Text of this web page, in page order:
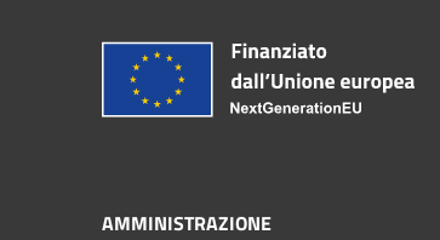
AMMINISTRAZIONE